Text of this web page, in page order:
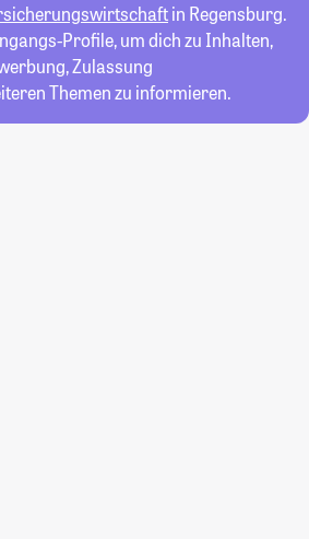
in Regensburg.
Profile, um dich zu Inhalten,
Zulassung
Themen zu informieren.